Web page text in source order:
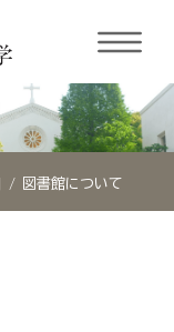
図書館について